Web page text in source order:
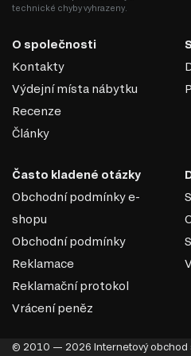
materiál tvrdý nebo měkký.
zřídka. Matrace PPU poskytují
spánku a vytvářejí optimální
Vydrží velké denní zatížení,
porézní struktura umožňuje
produktu.
technické chyby vyhrazeny.
O společnosti
Kontakty
Výdejní místa nábytku
Recenze
Články
Často kladené otázky
Obchodní podmínky e-
shopu
Obchodní podmínky
Reklamace
Reklamační protokol
Vrácení peněz
© 2010 — 2026 Internetový obchod